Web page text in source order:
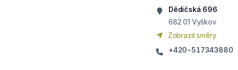
Dědičská 696
682 01 Vyškov
Zobrazit směry
+420-517343880